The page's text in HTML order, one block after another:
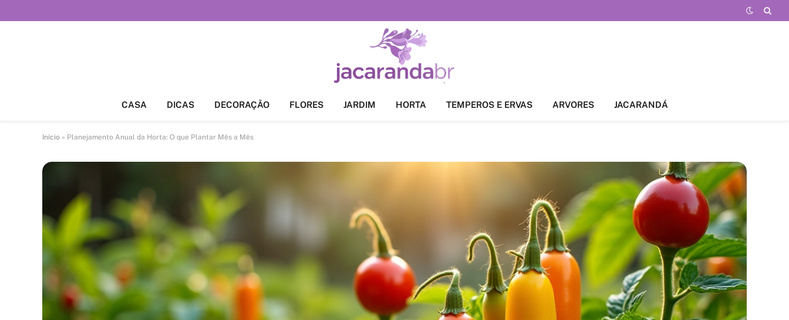
CASA DICAS DECORAÇÃO FLORES JARDIM HORTA TEMPEROS E ERVAS ARVORES JACARANDÁ
Início » Planejamento Anual da Horta: O que Plantar Mês a Mês